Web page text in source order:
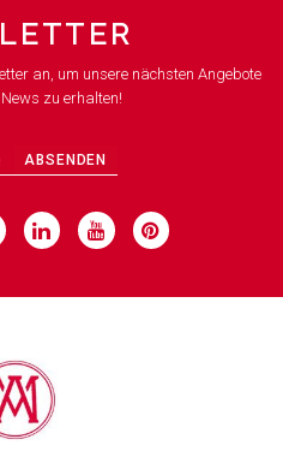
an, um unsere nächsten Angebote
zu erhalten!
ABSENDEN